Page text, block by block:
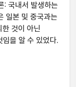
: 국내서 발생하는
일본 및 중국과는
것이 아닌
을 알 수 있었다.